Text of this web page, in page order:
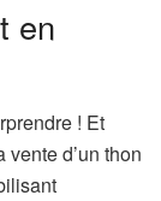
en
! Et
d’un thon